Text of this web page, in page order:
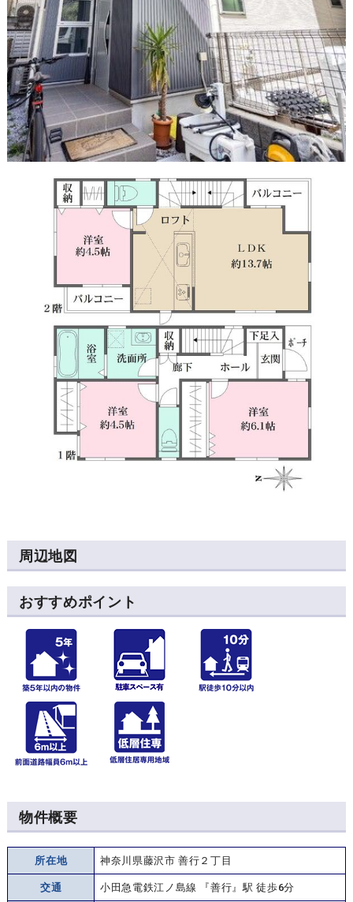
周辺地図
おすすめポイント
物件概要
所在地 神奈川県藤沢市 善行２丁目
交通 小田急電鉄江ノ島線 『善行』駅 徒歩6分